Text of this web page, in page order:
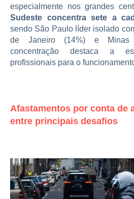
especialmente nos grandes
Sudeste concentra sete a
sendo São Paulo líder isolado
de Janeiro (14%) e Minas
concentração destaca a
profissionais para o
Afastamentos por conta de
entre principais desafios